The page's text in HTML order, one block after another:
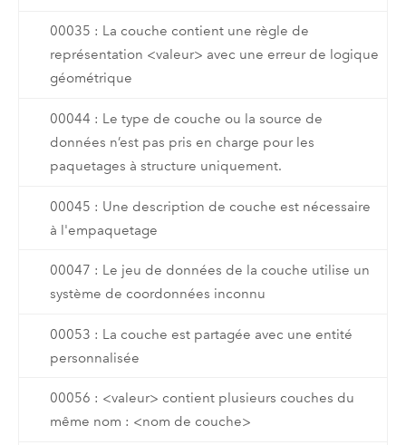
00035 : La couche contient une règle de
représentation <valeur> avec une erreur de logique
géométrique
00044 : Le type de couche ou la source de
données n’est pas pris en charge pour les
paquetages à structure uniquement.
00045 : Une description de couche est nécessaire
à l'empaquetage
00047 : Le jeu de données de la couche utilise un
système de coordonnées inconnu
00053 : La couche est partagée avec une entité
personnalisée
00056 : <valeur> contient plusieurs couches du
même nom : <nom de couche>